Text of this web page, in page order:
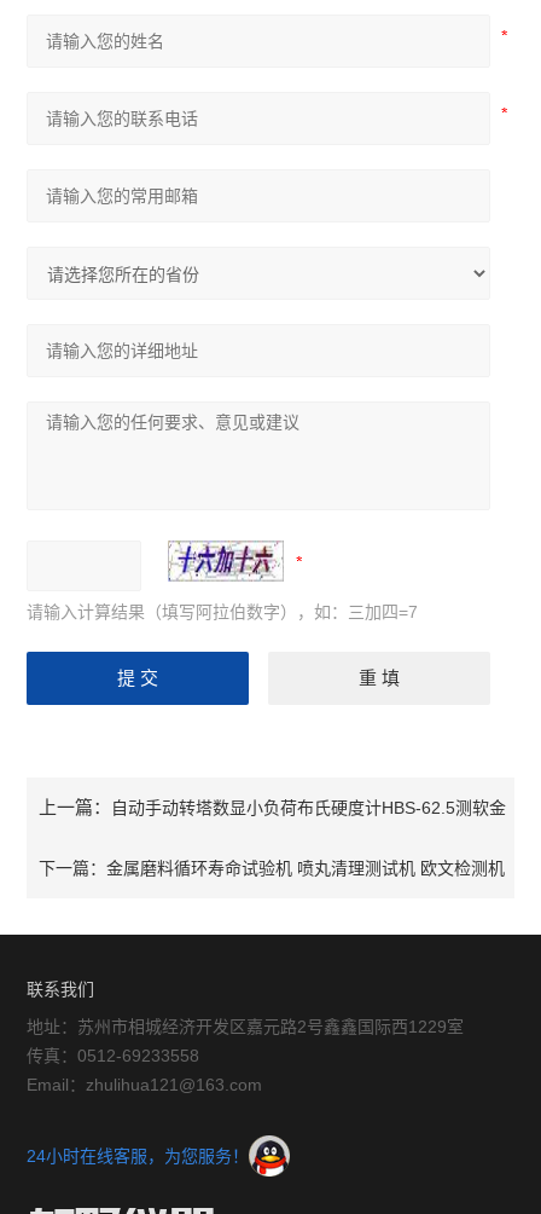
请输入计算结果（填写阿拉伯数字），如：三加四=7
上一篇： 自动手动转塔数显小负荷布氏硬度计HBS-62.5测软金
属纯铝铅锡硬度
下一篇：金属磨料循环寿命试验机 喷丸清理测试机 欧文检测机
联系我们
地址：苏州市相城经济开发区嘉元路2号鑫鑫国际西1229室
传真：0512-69233558
Email：zhulihua121@163.com
24小时在线客服，为您服务！